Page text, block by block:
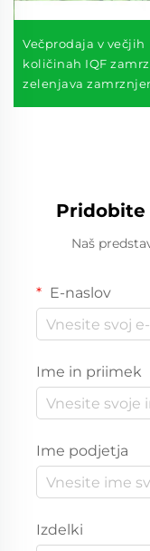
Večprodaja v večjih
količinah IQF
zelenjava
zelenci zamrznjena
Pridobite
Naš
E-naslov
Ime in priimek
Ime podjetja
Izdelki